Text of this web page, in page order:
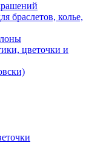
браслетов, колье,
цветочки и